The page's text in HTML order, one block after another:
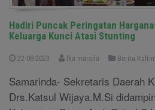
Hadiri Puncak Peringatan
Keluarga Kunci Atasi Stunting
22-08-2023 Ika marsila Berita Kaltim
Samarinda- Sekretaris Daerah
Drs.Katsul Wijaya.M.Si